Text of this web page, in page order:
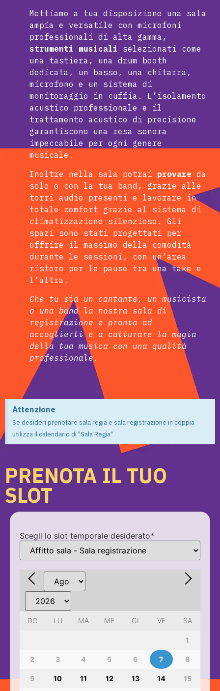
Mettiamo a tua disposizione una sala
ampia e versatile con microfoni
professionali di alta gamma,
strumenti musicali selezionati come
una tastiera, una drum booth
dedicata, un basso, una chitarra,
microfono e un sistema di
monitoraggio in cuffia. L’isolamento
acustico professionale e il
trattamento acustico di precisione
garantiscono una resa sonora
impeccabile per ogni genere
musicale.
Inoltre nella sala potrai provare da
solo o con la tua band, grazie alle
torri audio presenti e lavorare in
totale comfort grazie al sistema di
climatizzazione silenzioso. Gli
spazi sono stati progettati per
offrire il massimo della comodità
durante le sessioni, con un’area
ristoro per le pause tra una take e
l’altra.
Che tu sia un cantante, un musicista
o una band la nostra sala di
registrazione è pronta ad
accoglierti e a catturare la magia
della tua musica con una qualità
professionale.
Attenzione
Se desideri prenotare sala regia e sala registrazione in coppia
utilizza il calendario di "Sala Regia"
PRENOTA IL TUO
SLOT
Scegli lo slot temporale desiderato*
DO LU MA ME GI VE SA
1
2 3 4 5 6 7 8
9 10 11 12 13 14 15